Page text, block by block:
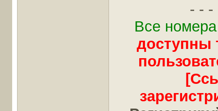
- - -
Все
доступны